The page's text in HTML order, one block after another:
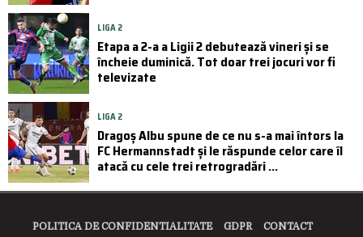
LIGA 2
Etapa a 2-a a Ligii 2 debutează vineri și se
încheie duminică. Tot doar trei jocuri vor fi
televizate
LIGA 2
Dragoș Albu spune de ce nu s-a mai întors la
FC Hermannstadt și le răspunde celor care îl
atacă cu cele trei retrogradări ...
POLITICA DE CONFIDENTIALITATE GDPR CONTACT